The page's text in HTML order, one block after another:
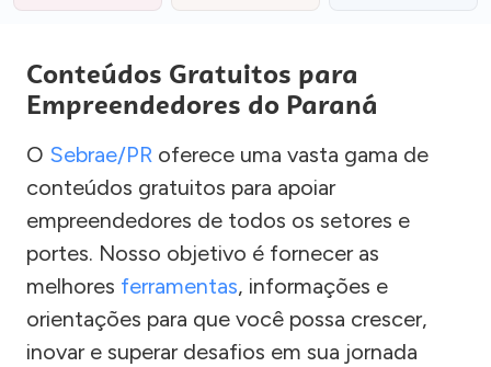
Conteúdos Gratuitos para
Empreendedores do Paraná
O Sebrae/PR oferece uma vasta gama de
conteúdos gratuitos para apoiar
empreendedores de todos os setores e
portes. Nosso objetivo é fornecer as
melhores ferramentas, informações e
orientações para que você possa crescer,
inovar e superar desafios em sua jornada